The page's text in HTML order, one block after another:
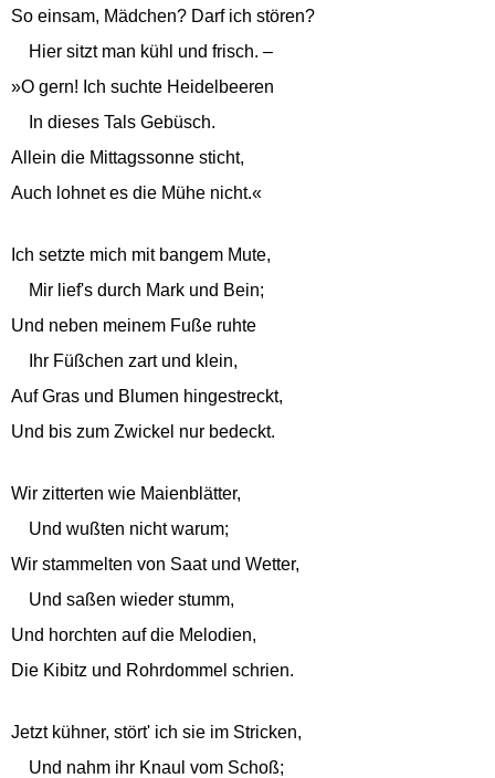
So einsam, Mädchen? Darf ich stören?
Hier sitzt man kühl und frisch. –
»O gern! Ich suchte Heidelbeeren
In dieses Tals Gebüsch.
Allein die Mittagssonne sticht,
Auch lohnet es die Mühe nicht.«
Ich setzte mich mit bangem Mute,
Mir lief's durch Mark und Bein;
Und neben meinem Fuße ruhte
Ihr Füßchen zart und klein,
Auf Gras und Blumen hingestreckt,
Und bis zum Zwickel nur bedeckt.
Wir zitterten wie Maienblätter,
Und wußten nicht warum;
Wir stammelten von Saat und Wetter,
Und saßen wieder stumm,
Und horchten auf die Melodien,
Die Kibitz und Rohrdommel schrien.
Jetzt kühner, stört' ich sie im Stricken,
Und nahm ihr Knaul vom Schoß;